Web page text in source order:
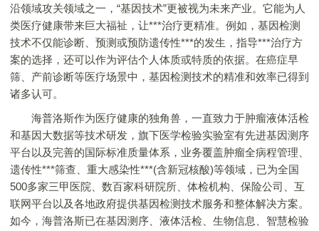
沿领域攻关领域之一，“基因技术”更被视为未来产业。它能为人
类医疗健康带来巨大福祉，让***治疗更精准。例如，基因检测
技术不仅能诊断、预测或预防遗传性***的发生，指导***治疗方
案的选择，还可以作为评估个人体质或特质的依据。在癌症早
筛、产前诊断等医疗场景中，基因检测技术的精准和效率已得到
诸多认可。
海普洛斯作为医疗健康的独角兽，一直致力于肿瘤液体活检
和基因大数据等技术研发，旗下医学检验实验室有先进基因测序
平台以及完善的国际标准质量体系，业务覆盖肿瘤全病程管理、
遗传性***筛查、重大感染性***(含新冠核酸)等领域，已为全国
500多家三甲医院、数百家科研院所、体检机构、保险公司、互
联网平台以及各地政府提供基因检测技术服务和整体解决方案。
如今，海普洛斯已在基因测序、液体活检、生物信息、智慧检验